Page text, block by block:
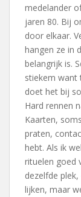
medelander
jaren 80. Bij
door elkaar.
hangen ze in
belangrijk is.
stiekem want
doet het bij
Hard rennen
Kaarten,
praten,
hebt. Als ik
rituelen goed
dezelfde
lijken, maar